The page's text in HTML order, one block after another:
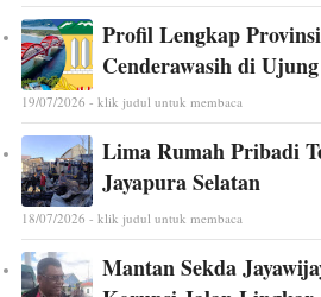
Profil Lengkap
Cenderawasih di
19/07/2026 - klik judul untuk membaca
Lima Rumah Pribadi
Jayapura Selatan
18/07/2026 - klik judul untuk membaca
Mantan Sekda